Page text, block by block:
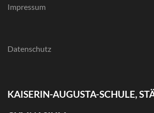
Impressum
Datenschutz
KAISERIN-AUGUSTA-SCHULE,